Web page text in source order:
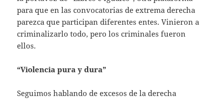
para que en las convocatorias de extrema derecha
parezca que participan diferentes entes. Vinieron a
criminalizarlo todo, pero los criminales fueron
ellos.
“Violencia pura y dura”
Seguimos hablando de excesos de la derecha